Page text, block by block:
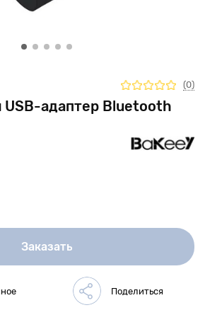
USB-адаптер Bluetooth
(0)
Заказать